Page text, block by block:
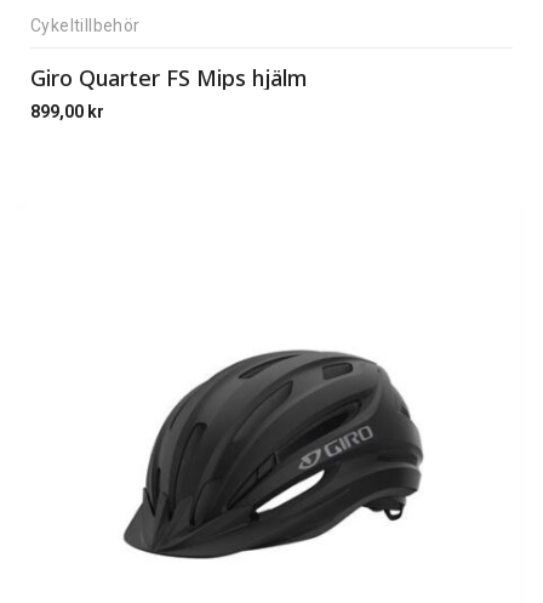
Cykeltillbehör
Giro Quarter FS Mips hjälm
899,00 kr